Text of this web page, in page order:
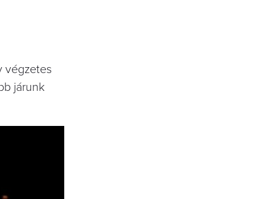
végzetes
járunk